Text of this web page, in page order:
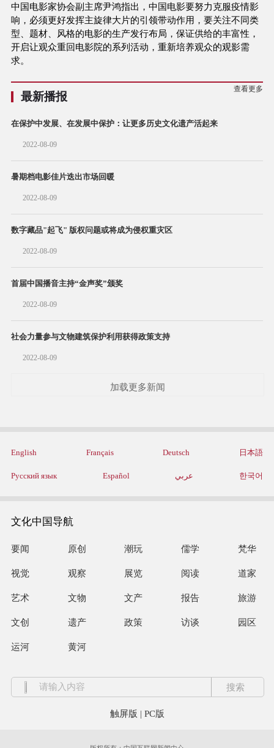
中国电影家协会副主席尹鸿指出，中国电影要努力克服疫情影
响，必须更好发挥主旋律大片的引领带动作用，要关注不同类
型、题材、风格的电影的生产发行布局，保证供给的丰富性，
开启让观众重回电影院的系列活动，重新培养观众的观影需
求。
最新播报
查看更多
在保护中发展、在发展中保护：让更多历史文化遗产活起来
2022-08-09
暑期档电影佳片迭出市场回暖
2022-08-09
数字藏品"起飞" 版权问题或将成为侵权重灾区
2022-08-09
首届中国播音主持“金声奖”颁奖
2022-08-09
社会力量参与文物建筑保护利用获得政策支持
2022-08-09
加载更多新闻
English Français Deutsch 日本語
Русский язык Español عربي 한국어
文化中国导航
要闻 原创 潮玩 儒学 梵华
视觉 观察 展览 阅读 道家
艺术 文物 文产 报告 旅游
文创 遗产 政策 访谈 园区
运河 黄河
触屏版 | PC版